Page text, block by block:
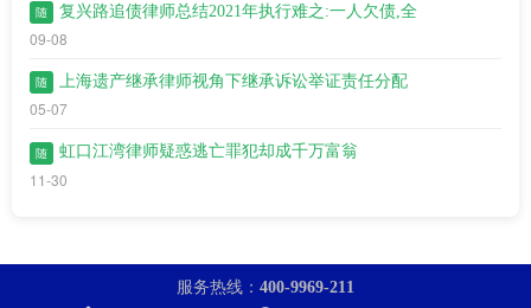
随 复兴路追债律师总结2021年执行难之:一人欠债,全
09-08
随 上海遗产继承律师视角下继承诉讼举证责任分配
05-07
随 虹口江湾​律师疑惑逃亡罪犯却成千万富翁
11-30
服务热线： 400-9969-211